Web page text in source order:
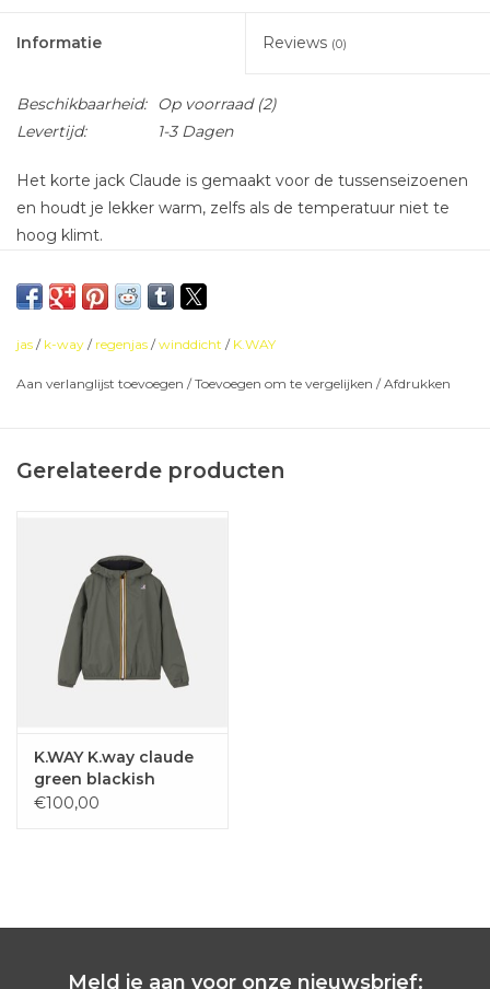
Informatie Reviews (0)
Beschikbaarheid: Op voorraad(2)
Levertijd:
1-3 Dagen
Het korte jack Claude is gemaakt voor de tussenseizoenen
en houdt je lekker warm, zelfs als de temperatuur niet te
hoog klimt.
Windbreaker
Mid seizoen
jas / k-way / regenjas /winddicht / K.WAY
Aan verlanglijst toevoegen /Toevoegen om te vergelijken /Afdrukken
Gerelateerde producten
K.WAY K.way claude
green blackish
€100,00
Meld je aan voor onze nieuwsbrief: